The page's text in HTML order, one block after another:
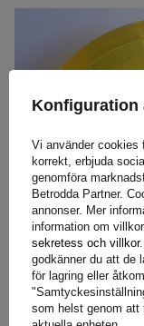
Konfiguration
Vi använder cookies
korrekt, erbjuda
genomföra
Betrodda Partner.
annonser. Mer
information om
sekretess och villkor
godkänner du att de
för lagring eller
som helst genom att